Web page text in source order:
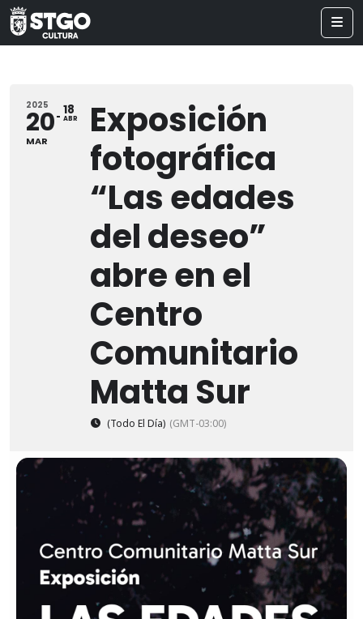
2025
20
MAR
18
ABR
Exposición
fotográfica
“Las edades
del deseo”
abre en el
Centro
Comunitario
Matta Sur
(Todo El Día) (GMT-03:00)